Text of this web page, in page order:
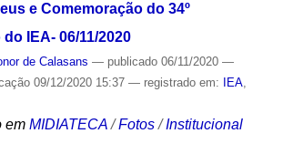
e Comemoração do 34º
IEA- 06/11/2020
de Calasans — publicado06/11/2020 —
09/12/2020 15:37 — registrado em: IEA,
em MIDIATECA /Fotos /Institucional